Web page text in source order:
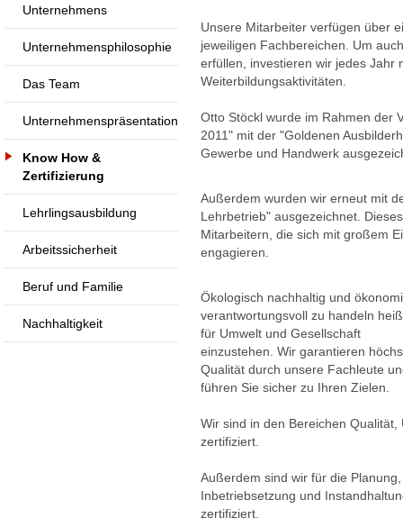
Unternehmens
Unternehmensphilosophie
Das Team
Unternehmenspräsentation
Know How &
Zertifizierung
Lehrlingsausbildung
Arbeitssicherheit
Beruf und Familie
Nachhaltigkeit
Unsere Mitarbeiter verfügen über
jeweiligen Fachbereichen. Um
erfüllen, investieren wir jedes Jahr
Weiterbildungsaktivitäten.
Otto Stöckl wurde im Rahmen der
2011" mit der "Goldenen
Gewerbe und Handwerk
Außerdem wurden wir erneut mit
Lehrbetrieb" ausgezeichnet.
Mitarbeitern, die sich mit großem
engagieren.
Ökologisch nachhaltig und
verantwortungsvoll zu handeln
für Umwelt und Gesellschaft
einzustehen. Wir garantieren
Qualität durch unsere Fachleute
führen Sie sicher zu Ihren Zielen.
Wir sind in den Bereichen
zertifiziert.
Außerdem sind wir für die
Inbetriebsetzung und
zertifiziert.